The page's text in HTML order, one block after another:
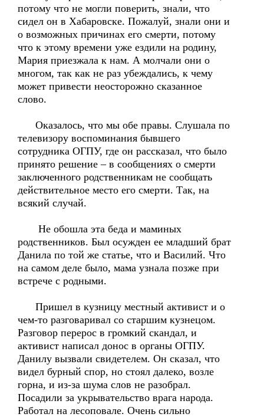
потому что не могли поверить, знали, что
сидел он в Хабаровске. Пожалуй, знали они и
о возможных причинах его смерти, потому
что к этому времени уже ездили на родину,
Мария приезжала к нам. А молчали они о
многом, так как не раз убеждались, к чему
может привести неосторожно сказанное
слово.
Оказалось, что мы обе правы. Слушала по
телевизору воспоминания бывшего
сотрудника ОГПУ, где он рассказал, что было
принято решение – в сообщениях о смерти
заключенного родственникам не сообщать
действительное место его смерти. Так, на
всякий случай.
Не обошла эта беда и маминых
родственников. Был осужден ее младший брат
Данила по той же статье, что и Василий. Что
на самом деле было, мама узнала позже при
встрече с родными.
Пришел в кузницу местный активист и о
чем-то разговаривал со старшим кузнецом.
Разговор перерос в громкий скандал, и
активист написал донос в органы ОГПУ.
Данилу вызвали свидетелем. Он сказал, что
видел бурный спор, но стоял далеко, возле
горна, и из-за шума слов не разобрал.
Посадили за укрывательство врага народа.
Работал на лесоповале. Очень сильно